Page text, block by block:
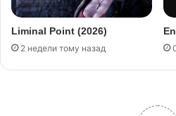
Liminal Point (2026)
2 недели тому назад